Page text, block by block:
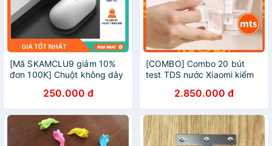
[Mã SKAMCLU9 giảm 10%
đơn 100K] Chuột không dây
250.000 đ
[COMBO] Combo 20 bút
test TDS nước Xiaomi kiểm
Minh Tín Shop
2.850.000 đ